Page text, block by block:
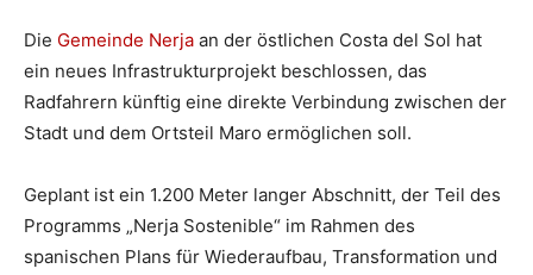
Die Gemeinde Nerja an der östlichen Costa del Sol hat
ein neues Infrastrukturprojekt beschlossen, das
Radfahrern künftig eine direkte Verbindung zwischen der
Stadt und dem Ortsteil Maro ermöglichen soll.
Geplant ist ein 1.200 Meter langer Abschnitt, der Teil des
Programms „Nerja Sostenible“ im Rahmen des
spanischen Plans für Wiederaufbau, Transformation und